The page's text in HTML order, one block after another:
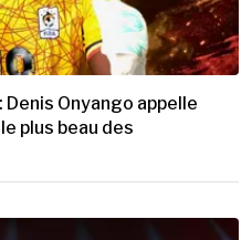
Onyango appelle
plus beau des